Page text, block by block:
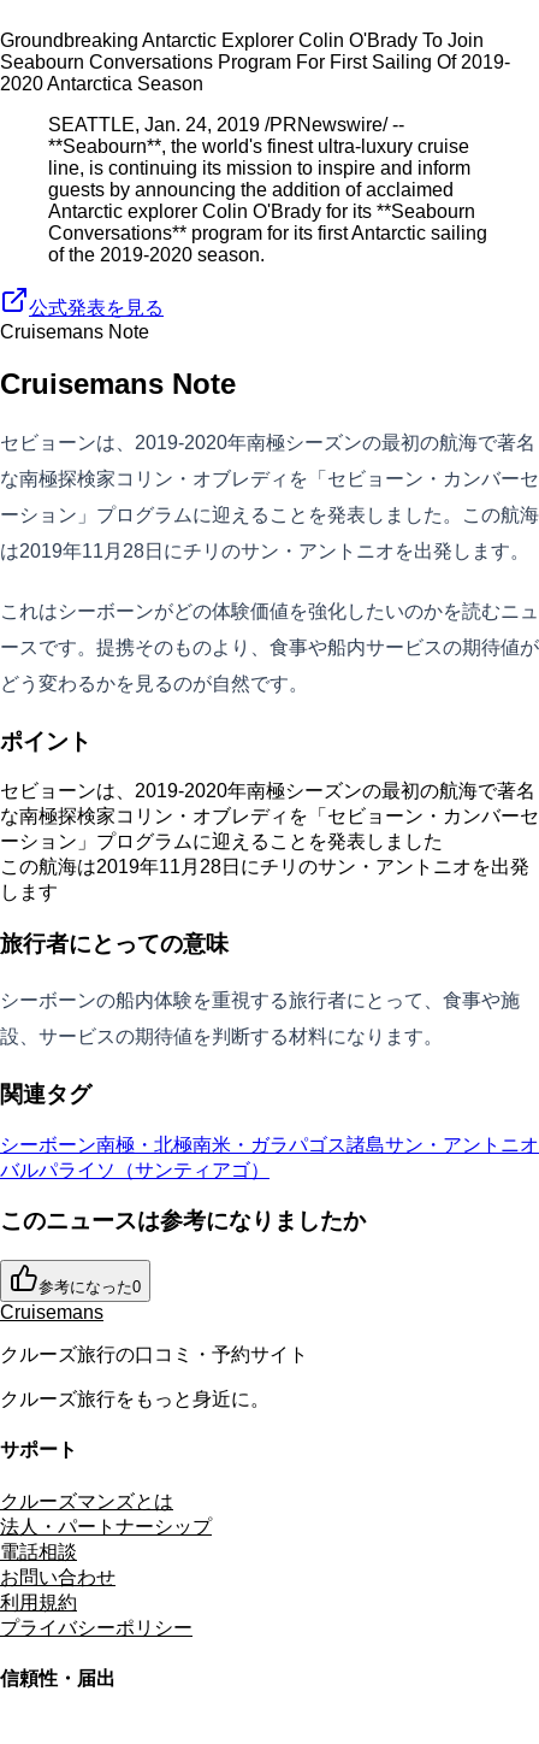
Groundbreaking Antarctic Explorer Colin O'Brady To Join
Seabourn Conversations Program For First Sailing Of 2019-
2020 Antarctica Season
SEATTLE, Jan. 24, 2019 /PRNewswire/ --
**Seabourn**, the world's finest ultra-luxury cruise
line, is continuing its mission to inspire and inform
guests by announcing the addition of acclaimed
Antarctic explorer Colin O'Brady for its **Seabourn
Conversations** program for its first Antarctic sailing
of the 2019-2020 season.
公式発表を見る
Cruisemans Note
Cruisemans Note
セビョーンは、2019-2020年南極シーズンの最初の航海で著名
な南極探検家コリン・オブレディを「セビョーン・カンバーセ
ーション」プログラムに迎えることを発表しました。この航海
は2019年11月28日にチリのサン・アントニオを出発します。
これはシーボーンがどの体験価値を強化したいのかを読むニュ
ースです。提携そのものより、食事や船内サービスの期待値が
どう変わるかを見るのが自然です。
ポイント
セビョーンは、2019-2020年南極シーズンの最初の航海で著名
な南極探検家コリン・オブレディを「セビョーン・カンバーセ
ーション」プログラムに迎えることを発表しました
この航海は2019年11月28日にチリのサン・アントニオを出発
します
旅行者にとっての意味
シーボーンの船内体験を重視する旅行者にとって、食事や施
設、サービスの期待値を判断する材料になります。
関連タグ
シーボーン南極・北極南米・ガラパゴス諸島サン・アントニオ
バルパライソ（サンティアゴ）
このニュースは参考になりましたか
参考になった0
Cruisemans
クルーズ旅行の口コミ・予約サイト
クルーズ旅行をもっと身近に。
サポート
クルーズマンズとは
法人・パートナーシップ
電話相談
お問い合わせ
利用規約
プライバシーポリシー
信頼性・届出